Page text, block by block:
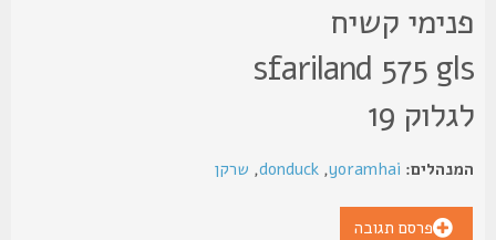
קשיח
sfariland 575
19
yoramhai
,
donduck
,שרקן
פרסם תגובה